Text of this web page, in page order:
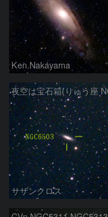
Ken.Nakayama
サザンクロス